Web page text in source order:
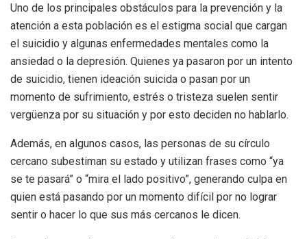
Uno de los principales obstáculos para la prevención y la
atención a esta población es el estigma social que cargan
el suicidio y algunas enfermedades mentales como la
ansiedad o la depresión. Quienes ya pasaron por un intento
de suicidio, tienen ideación suicida o pasan por un
momento de sufrimiento, estrés o tristeza suelen sentir
vergüenza por su situación y por esto deciden no hablarlo.
Además, en algunos casos, las personas de su círculo
cercano subestiman su estado y utilizan frases como “ya
se te pasará” o “mira el lado positivo”, generando culpa en
quien está pasando por un momento difícil por no lograr
sentir o hacer lo que sus más cercanos le dicen.